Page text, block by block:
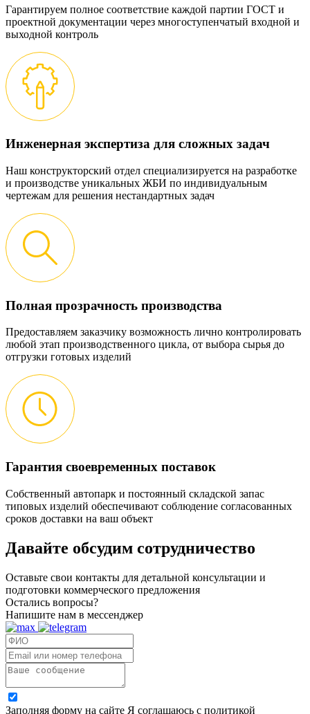
Гарантируем полное соответствие каждой партии ГОСТ и
проектной документации через многоступенчатый входной и
выходной контроль
Инженерная экспертиза для сложных задач
Наш конструкторский отдел специализируется на разработке
и производстве уникальных ЖБИ по индивидуальным
чертежам для решения нестандартных задач
Полная прозрачность производства
Предоставляем заказчику возможность лично контролировать
любой этап производственного цикла, от выбора сырья до
отгрузки готовых изделий
Гарантия своевременных поставок
Собственный автопарк и постоянный складской запас
типовых изделий обеспечивают соблюдение согласованных
сроков доставки на ваш объект
Давайте обсудим сотрудничество
Оставьте свои контакты для детальной консультации и
подготовки коммерческого предложения
Остались вопросы?
Напишите нам в мессенджер
Заполняя форму на сайте Я соглашаюсь с политикой